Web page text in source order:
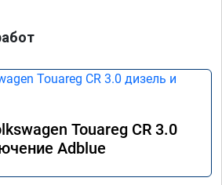
Touareg CR 3.0
Adblue